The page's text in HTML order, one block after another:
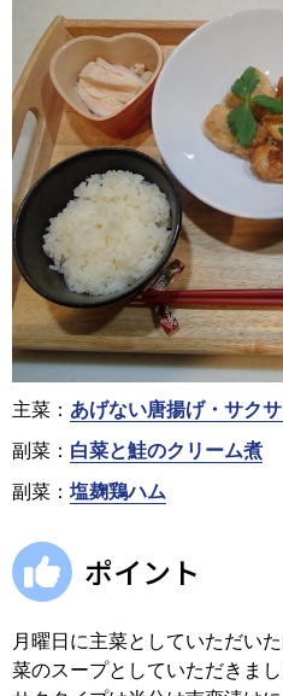
主菜： あげない唐揚げ・サク
副菜： 白菜と鮭のクリーム煮
副菜： 塩麹鶏ハム
ポイント
月曜日に主菜としていただい
菜のスープとしていただきま